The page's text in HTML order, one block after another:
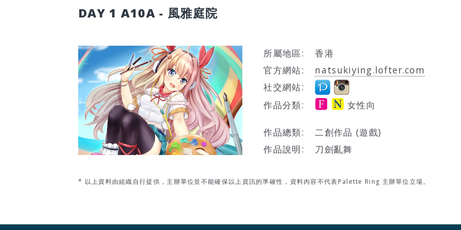
DAY 1 A10A - 風雅庭院
所屬地區:
香港
官方網站:
natsukiying.lofter.com
社交網站:
作品分類:
女性向
作品總類:
二創作品 (遊戲)
作品說明:
刀劍亂舞
* 以上資料由組織自行提供，主辦單位並不能確保以上資訊的準確性，資料內容不代表Palette Ring 主辦單位立場。